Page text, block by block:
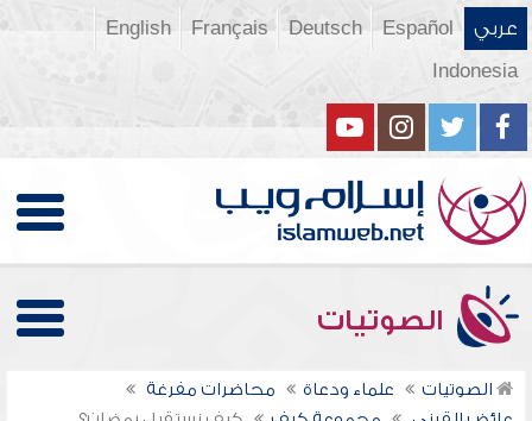
عربي Español
Deutsch
Français
English
Indonesia
الصوتيات
الصوتيات علماء ودعاة
محاضرات مفرغة